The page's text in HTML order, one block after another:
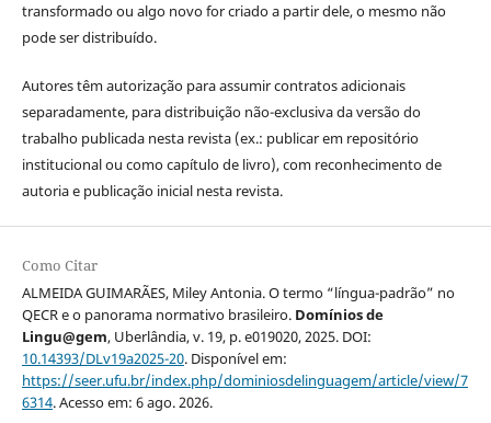
transformado ou algo novo for criado a partir dele, o mesmo não
pode ser distribuído.
Autores têm autorização para assumir contratos adicionais
separadamente, para distribuição não-exclusiva da versão do
trabalho publicada nesta revista (ex.: publicar em repositório
institucional ou como capítulo de livro), com reconhecimento de
autoria e publicação inicial nesta revista.
Como Citar
ALMEIDA GUIMARÃES, Miley Antonia. O termo “língua-padrão” no
QECR e o panorama normativo brasileiro. Domínios de
Lingu@gem, Uberlândia, v. 19, p. e019020, 2025. DOI:
10.14393/DLv19a2025-20. Disponível em:
https://seer.ufu.br/index.php/dominiosdelinguagem/article/view/7
6314. Acesso em: 6 ago. 2026.